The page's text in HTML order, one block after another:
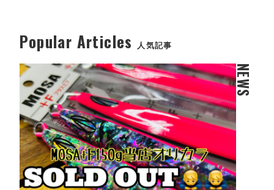
Popular Articles 人気記事
NEWS